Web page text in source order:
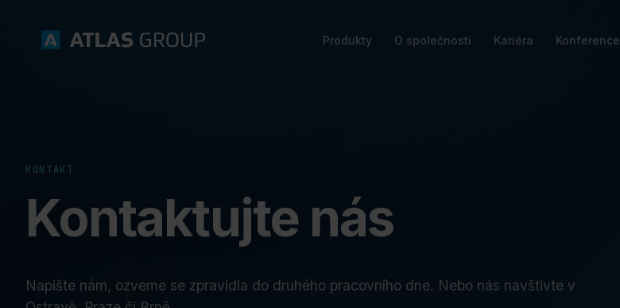
Produkty O společnosti Kariéra Konference
KONTAKT
Kontaktujte nás
Napište nám, ozveme se zpravidla do druhého pracovního dne. Nebo nás navštivte v